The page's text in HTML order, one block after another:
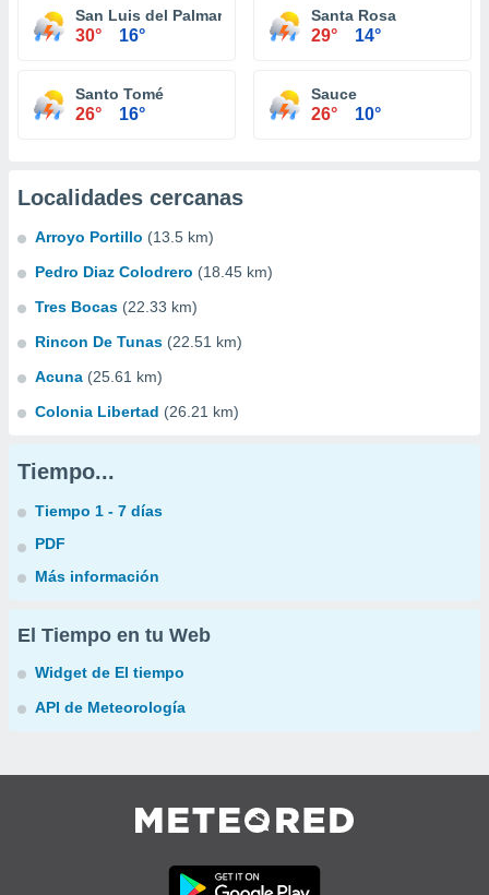
San Luis del Palmar
30° 16°
Santa Rosa
29° 14°
Santo Tomé
26° 16°
Sauce
26° 10°
Localidades cercanas
Arroyo Portillo (13.5 km)
Pedro Diaz Colodrero (18.45 km)
Tres Bocas (22.33 km)
Rincon De Tunas (22.51 km)
Acuna (25.61 km)
Colonia Libertad (26.21 km)
Tiempo...
Tiempo 1 - 7 días
PDF
Más información
El Tiempo en tu Web
Widget de El tiempo
API de Meteorología